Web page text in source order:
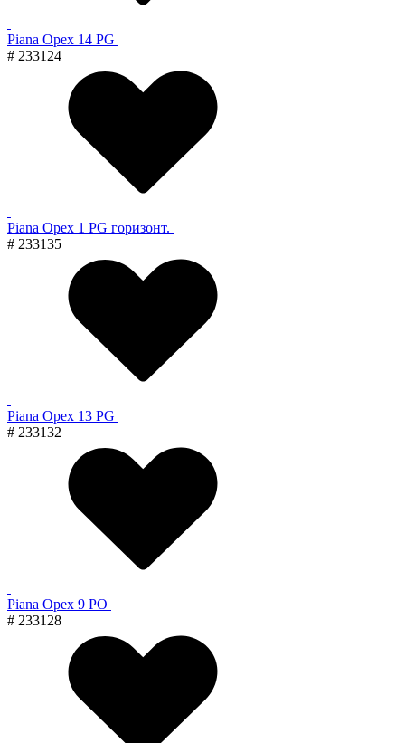
Piana Орех 14 PG
# 233124
Piana Орех 1 PG горизонт.
# 233135
Piana Орех 13 PG
# 233132
Piana Орех 9 PO
# 233128